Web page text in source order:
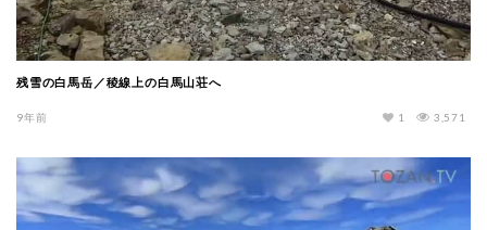
残雪の白馬岳／稜線上の白馬山荘へ
9年前 3,571
1